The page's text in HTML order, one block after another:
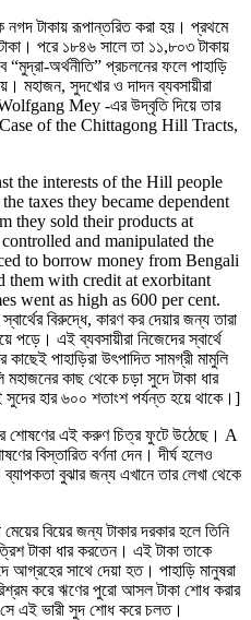
নগদ টাকায় রূপান্তরিত করা হয়। প্রথমে
পরে ১৮৪৬ সালে তা ১১,৮০৩ টাকায়
“মুদ্রা-অর্থনীতি” প্রচলনের ফলে পাহাড়ি
মহাজন, সুদখোর ও দাদন ব্যবসায়ীরা
Mey -এর উদ্বৃতি দিয়ে তার
of the Chittagong Hill Tracts,
the interests of the Hill people
taxes they became dependent
they sold their products at
and manipulated the
to borrow money from Bengali
them with credit at exorbitant
went as high as 600 per cent.
বিরুদ্ধে, কারণ কর দেয়ার জন্য তারা
পড়ে। এই ব্যবসায়ীরা নিজেদের স্বার্থে
কাছেই পাহাড়িরা উৎপাদিত সামগ্রী মামুলি
মহাজনের কাছ থেকে চড়া সুদে টাকা ধার
হার ৬০০ শতাংশ পর্যন্ত হয়ে থাকে।]
শোষণের এই করুণ চিত্র ফুটে উঠেছে। A
বিস্তারিত বর্ণনা দেন। দীর্ঘ হলেও
বুঝার জন্য এখানে তার লেখা থেকে
বিয়ের জন্য টাকার দরকার হলে তিনি
টাকা ধার করতেন। এই টাকা তাকে
আগ্রহের সাথে দেয়া হত। পাহাড়ি মানুষরা
করে ঋণের পুরো আসল টাকা শোধ করার
এই ভারী সুদ শোধ করে চলত।